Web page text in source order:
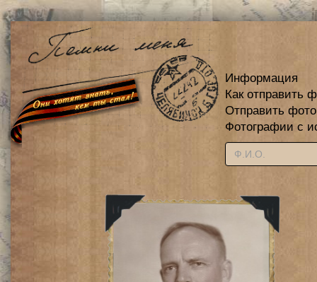
Информация
Как отправить
Отправить
Фотографии с